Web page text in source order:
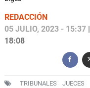
REDACCIÓN
05 JULIO, 2023 - 15:37
18:08
TRIBUNALES JUECES